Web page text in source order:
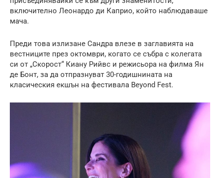
включително Леонардо ди Каприо, който наблюдаваше
мача.
Преди това излизане Сандра влезе в заглавията на
вестниците през октомври, когато се събра с колегата
си от „Скорост“ Киану Рийвс и режисьора на филма Ян
де Бонт, за да отпразнуват 30-годишнината на
класическия екшън на фестивала Beyond Fest.